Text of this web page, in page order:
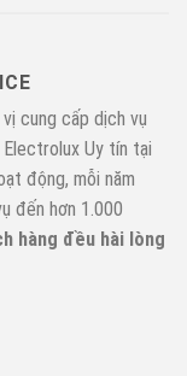
cung cấp dịch vụ
Uy tín tại
động, mỗi năm
đến hơn 1.000
hàng đều hài lòng